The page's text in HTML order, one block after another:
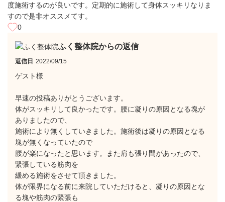
度施術するのが良いです。定期的に施術して身体スッキリなりま
すので是非オススメてす。
0
ふく整体院からの返信
返信日 2022/09/15
ゲスト様
早速の投稿ありがとうございます。
体がスッキリして良かったです。腰に凝りの原因となる塊が
ありましたので、
施術により無くしていきました。施術後は凝りの原因となる
塊が無くなっていたので
腰が楽になったと思います。また肩も張り間があったので、
緊張している筋肉を
緩める施術をさせて頂きました。
体が限界になる前に来院していただけると、凝りの原因とな
る塊や筋肉の緊張も